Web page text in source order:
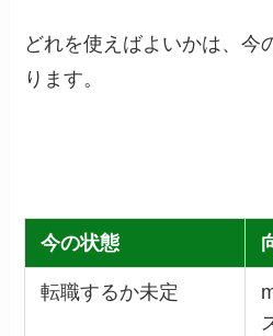
どれを使えばよいかは、今
ります。
今の状態
転職するか未定